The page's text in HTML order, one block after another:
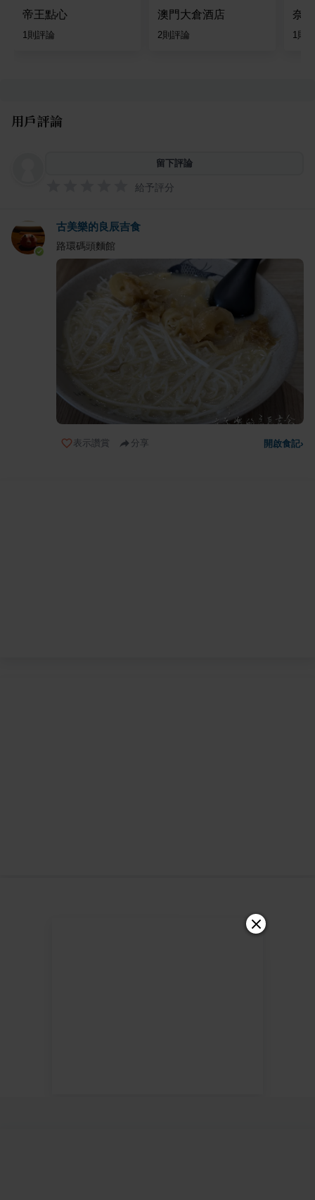
帝王點心
1則評論
澳門大倉酒店
2則評論
奈
1則
用戶評論
留下評論
給予評分
古美樂的良辰吉食
路環碼頭麵館
表示讚賞 分享 開啟食記›